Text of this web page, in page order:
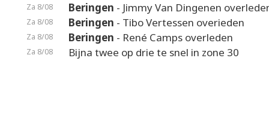
Za 8/08 Beringen - Jimmy Van Dingenen
Za 8/08 Beringen - Tibo Vertessen overieden
Za 8/08 Beringen - René Camps overleden
Za 8/08 Bijna twee op drie te snel in zone 30